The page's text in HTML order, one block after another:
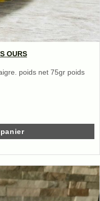
OURS
poids net 75gr poids